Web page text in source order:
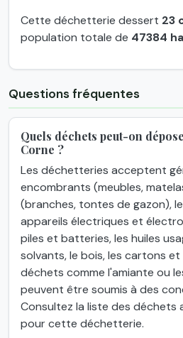
Cette déchetterie dessert 23
population totale de 47384
Questions fréquentes
Quels déchets peut-on
Corne ?
Les déchetteries acceptent
encombrants (meubles,
(branches, tontes de gazon),
appareils électriques et
piles et batteries, les huiles
solvants, le bois, les cartons et
déchets comme l'amiante ou
peuvent être soumis à des
Consultez la liste des déchets
pour cette déchetterie.